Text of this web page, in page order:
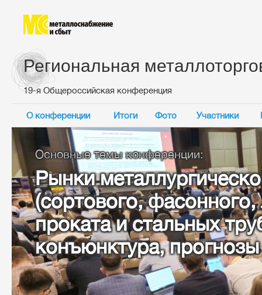
Региональная
19-я Общероссийская конференция
О конференции Итоги Фото Участники
Основные темы конференции:
Рынки
(сортового, фасонного,
проката и стальных
конъюнктура, прогнозы